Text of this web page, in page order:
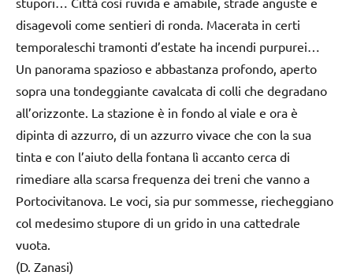
disagevoli come sentieri di ronda. Macerata in certi
temporaleschi tramonti d’estate ha incendi purpurei…
Un panorama spazioso e abbastanza profondo, aperto
sopra una tondeggiante cavalcata di colli che degradano
all’orizzonte. La stazione è in fondo al viale e ora è
dipinta di azzurro, di un azzurro vivace che con la sua
tinta e con l’aiuto della fontana lì accanto cerca di
rimediare alla scarsa frequenza dei treni che vanno a
Portocivitanova. Le voci, sia pur sommesse, riecheggiano
col medesimo stupore di un grido in una cattedrale
vuota.
(D. Zanasi)